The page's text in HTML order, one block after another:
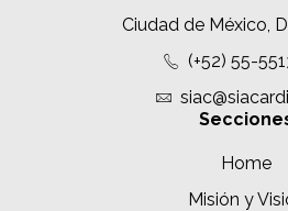
Ciudad de México,
(+52) 55-
Home
Misión y